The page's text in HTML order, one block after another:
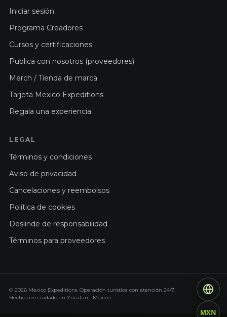
Iniciar sesión
Programa Creadores
Cursos y certificaciones
Publica con nosotros (proveedores)
Merch / Tienda de marca
Tarjeta Mexico Expeditions
Regala una experiencia
LEGAL
Términos y condiciones
Aviso de privacidad
Cancelaciones y reembolsos
Política de cookies
Deslinde de responsabilidad
Términos para proveedores
© 2026 Mexico Expeditions. Operación turística con atención 24/7.
Hecho con cuidado en Yucatán · México
MXN